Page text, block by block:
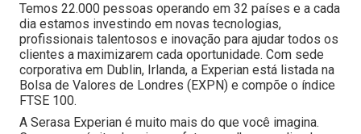
Temos 22.000 pessoas operando em 32 países e a cada
dia estamos investindo em novas tecnologias,
profissionais talentosos e inovação para ajudar todos os
clientes a maximizarem cada oportunidade. Com sede
corporativa em Dublin, Irlanda, a Experian está listada na
Bolsa de Valores de Londres (EXPN) e compõe o índice
FTSE 100.
A Serasa Experian é muito mais do que você imagina.